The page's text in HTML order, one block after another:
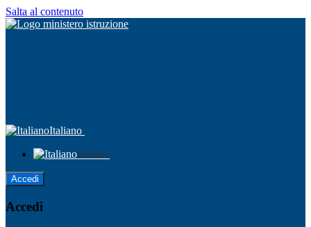
Salta al contenuto
Italiano
Italiano
Accedi
Accedi